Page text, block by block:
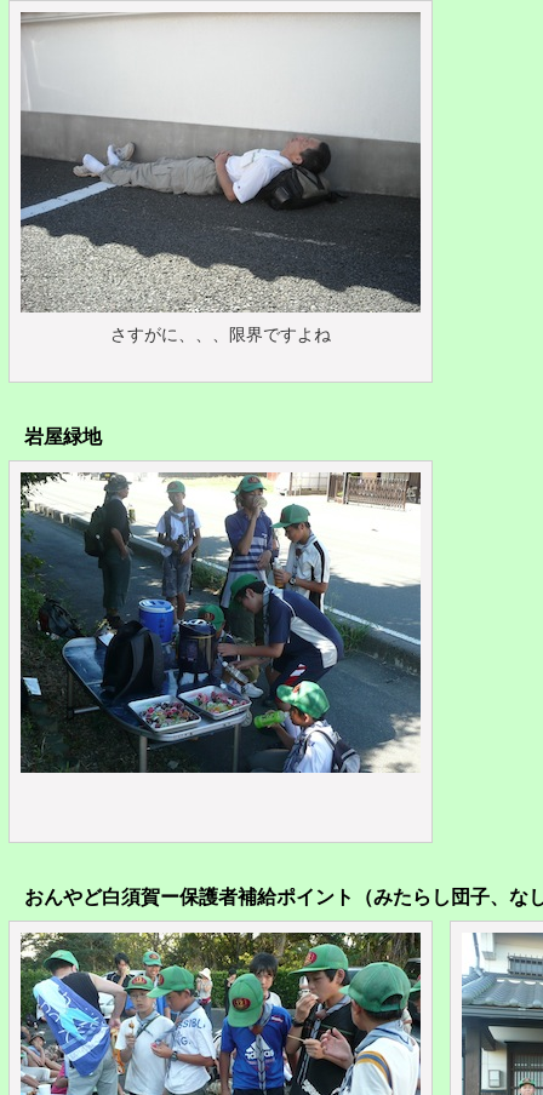
さすがに、、、限界ですよね
岩屋緑地
おんやど白須賀ー保護者補給ポイント（みたらし団子、な